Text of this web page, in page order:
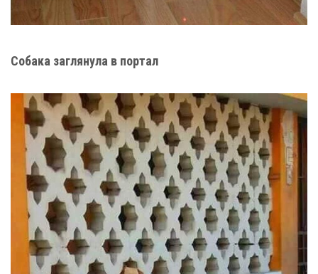
Собака заглянула в портал